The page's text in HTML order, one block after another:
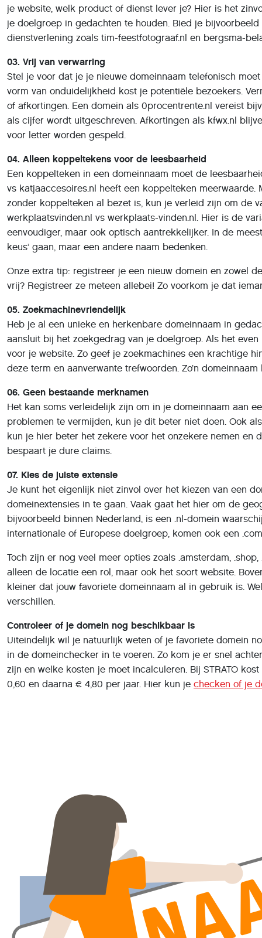
je website, welk product of dienst lever je? Hier is het
je doelgroep in gedachten te houden. Bied je
dienstverlening zoals tim-feestfotograaf.nl en bergsma-
03. Vrij van verwarring
Stel je voor dat je je nieuwe domeinnaam telefonisch
vorm van onduidelijkheid kost je potentiële bezoekers.
of afkortingen. Een domein als 0procentrente.nl vereist
als cijfer wordt uitgeschreven. Afkortingen als kfwx.nl
voor letter worden gespeld.
04. Alleen koppeltekens voor de leesbaarheid
Een koppelteken in een domeinnaam moet de
vs katjaaccesoires.nl heeft een koppelteken
zonder koppelteken al bezet is, kun je verleid zijn om de
werkplaatsvinden.nl vs werkplaats-vinden.nl. Hier is de
eenvoudiger, maar ook optisch aantrekkelijker. In de
keus’ gaan, maar een andere naam bedenken.
Onze extra tip: registreer je een nieuw domein en zowel
vrij? Registreer ze meteen allebei! Zo voorkom je dat
05. Zoekmachinevriendelijk
Heb je al een unieke en herkenbare domeinnaam in
aansluit bij het zoekgedrag van je doelgroep. Als het
voor je website. Zo geef je zoekmachines een krachtige
deze term en aanverwante trefwoorden. Zo’n
06. Geen bestaande merknamen
Het kan soms verleidelijk zijn om in je domeinnaam aan
problemen te vermijden, kun je dit beter niet doen. Ook
kun je hier beter het zekere voor het onzekere nemen en
bespaart je dure claims.
07. Kies de juiste extensie
Je kunt het eigenlijk niet zinvol over het kiezen van een
domeinextensies in te gaan. Vaak gaat het hier om de
bijvoorbeeld binnen Nederland, is een .nl-domein
internationale of Europese doelgroep, komen ook een
Toch zijn er nog veel meer opties zoals .amsterdam,
alleen de locatie een rol, maar ook het soort website.
kleiner dat jouw favoriete domeinnaam al in gebruik is.
verschillen.
Controleer of je domein nog beschikbaar is
Uiteindelijk wil je natuurlijk weten of je favoriete domein
in de domeinchecker in te voeren. Zo kom je er snel
zijn en welke kosten je moet incalculeren. Bij STRATO
0,60 en daarna € 4,80 per jaar. Hier kun je checken of je